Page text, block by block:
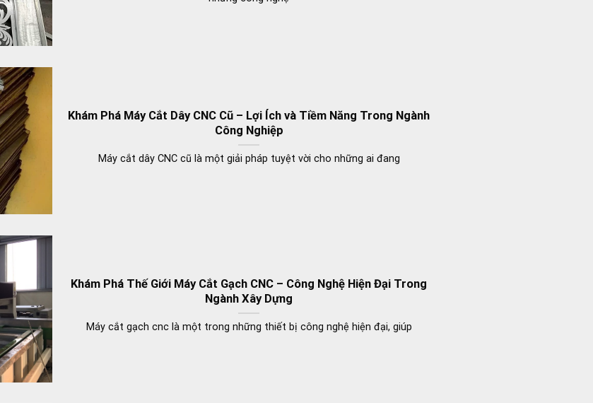
Khám Phá Máy Cắt Dây CNC Cũ – Lợi Ích và Tiềm Năng Trong Ngành
Công Nghiệp
Máy cắt dây CNC cũ là một giải pháp tuyệt vời cho những ai đang
Khám Phá Thế Giới Máy Cắt Gạch CNC – Công Nghệ Hiện Đại Trong
Ngành Xây Dựng
Máy cắt gạch cnc là một trong những thiết bị công nghệ hiện đại, giúp